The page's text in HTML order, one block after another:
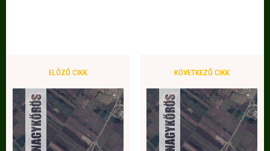
ELŐZŐ CIKK KÖVETKEZŐ CIKK